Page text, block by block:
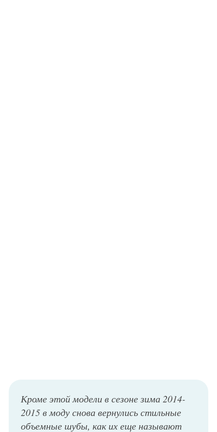
Кроме этой модели в сезоне зима 2014-
2015 в моду снова вернулись стильные
объемные шубы, как их еще называют